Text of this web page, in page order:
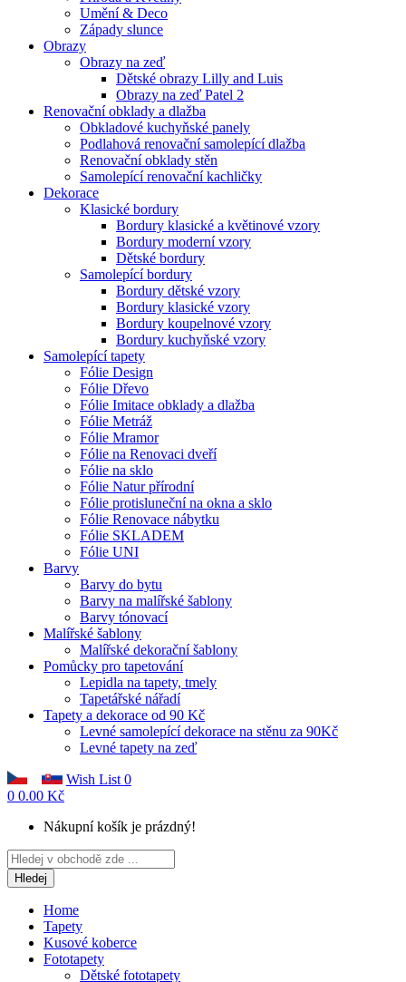
Umění & Deco
Západy slunce
Obrazy
Obrazy na zeď
Dětské obrazy Lilly and Luis
Obrazy na zeď Patel 2
Renovační obklady a dlažba
Obkladové kuchyňské panely
Podlahová renovační samolepící dlažba
Renovační obklady stěn
Samolepící renovační kachličky
Dekorace
Klasické bordury
Bordury klasické a květinové vzory
Bordury moderní vzory
Dětské bordury
Samolepící bordury
Bordury dětské vzory
Bordury klasické vzory
Bordury koupelnové vzory
Bordury kuchyňské vzory
Samolepící tapety
Fólie Design
Fólie Dřevo
Fólie Imitace obklady a dlažba
Fólie Metráž
Fólie Mramor
Fólie na Renovaci dveří
Fólie na sklo
Fólie Natur přírodní
Fólie protisluneční na okna a sklo
Fólie Renovace nábytku
Fólie SKLADEM
Fólie UNI
Barvy
Barvy do bytu
Barvy na malířské šablony
Barvy tónovací
Malířské šablony
Malířské dekorační šablony
Pomůcky pro tapetování
Lepidla na tapety, tmely
Tapetářské nářadí
Tapety a dekorace od 90 Kč
Levné samolepící dekorace na stěnu za 90Kč
Levné tapety na zeď
Wish List 0
0 0.00 Kč
Nákupní košík je prázdný!
Hledej
Home
Tapety
Kusové koberce
Fototapety
Dětské fototapety